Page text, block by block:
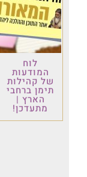
לוח
המודעות
של קהילות
תימן ברחבי
הארץ |
מתעדכן!